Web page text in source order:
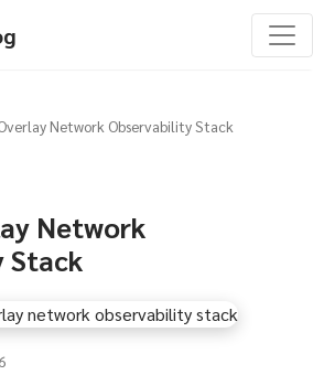
Network Observability Stack
Network
Stack